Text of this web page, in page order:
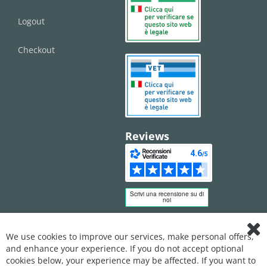
Logout
Checkout
Reviews
Bar
We use cookies to improve our services, make personal offers,
and enhance your experience. If you do not accept optional
cookies below, your experience may be affected. If you want to